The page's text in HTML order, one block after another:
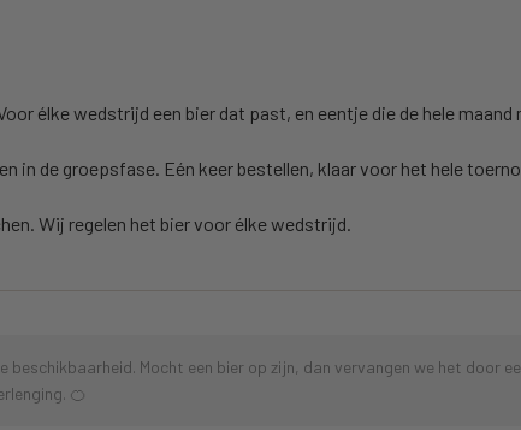
élke wedstrijd een bier dat past, en eentje die de hele maand
in de groepsfase. Eén keer bestellen, klaar voor het hele
Wij regelen het bier voor élke wedstrijd.
Mocht een bier op zijn, dan vervangen we het door
🍊